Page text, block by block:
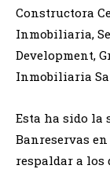
Constructora
Inmobiliaria,
Development,
Inmobiliaria
Esta ha sido la
Banreservas
respaldar a los